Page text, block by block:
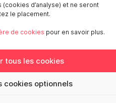
d’analyse) et ne seront
le placement.
de cookies pour en savoir plus.
tous les cookies
cookies optionnels
de Smart
données personnelles
un signalement